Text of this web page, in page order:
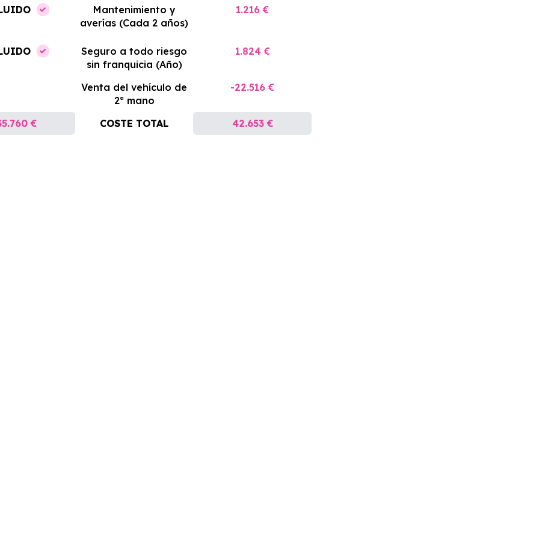
Mantenimiento y
averías (Cada 2 años)
1.216 €
Seguro a todo riesgo
sin franquicia (Año)
1.824 €
Venta del vehículo de
2ª mano
-22.516 €
€ COSTE TOTAL 42.653 €